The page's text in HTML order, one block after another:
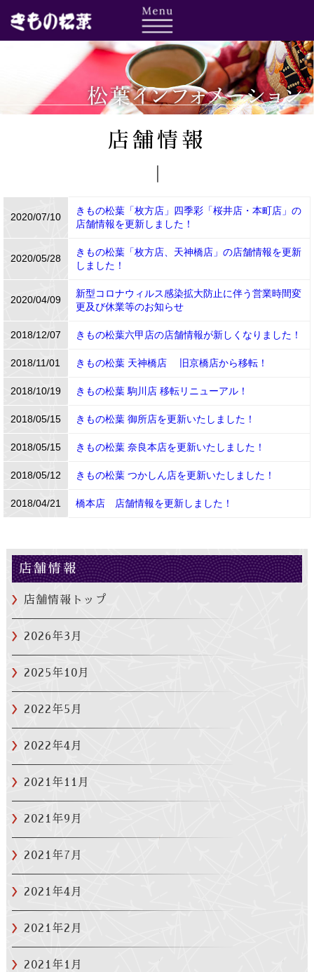
店舗情報
2020/07/10
きもの松葉「枚方店」四季彩「桜井店・本町店」の
店舗情報を更新しました！
2020/05/28
きもの松葉「枚方店、天神橋店」の店舗情報を更新
しました！
2020/04/09
新型コロナウィルス感染拡大防止に伴う営業時間変
更及び休業等のお知らせ
2018/12/07 きもの松葉六甲店の店舗情報が新しくなりました！
2018/11/01 きもの松葉 天神橋店 旧京橋店から移転！
2018/10/19 きもの松葉 駒川店 移転リニューアル！
2018/05/15 きもの松葉 御所店を更新いたしました！
2018/05/15 きもの松葉 奈良本店を更新いたしました！
2018/05/12 きもの松葉 つかしん店を更新いたしました！
2018/04/21 橋本店 店舗情報を更新しました！
店舗情報
店舗情報トップ
2026年3月
2025年10月
2022年5月
2022年4月
2021年11月
2021年9月
2021年7月
2021年4月
2021年2月
2021年1月